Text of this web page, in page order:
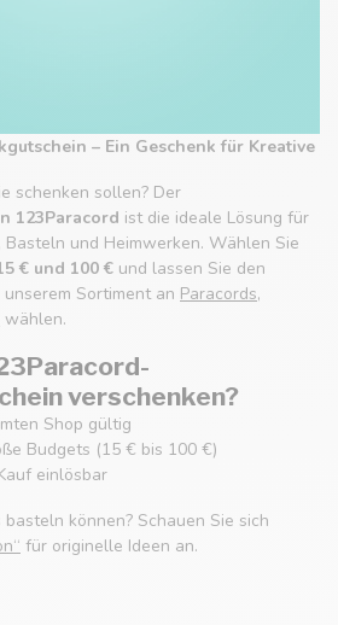
– Ein Geschenk für Kreative
schenken sollen? Der
123Paracord ist die ideale Lösung für
Basteln und Heimwerken. Wählen Sie
€ und 100 € und lassen Sie den
Sortiment an Paracords,
wählen.
verschenken?
Shop gültig
Budgets (15 € bis 100 €)
einlösbar
können? Schauen Sie sich
für originelle Ideen an.